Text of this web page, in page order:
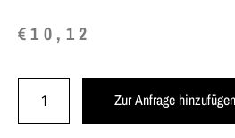
€10,12
Zur Anfrage hinzufügen